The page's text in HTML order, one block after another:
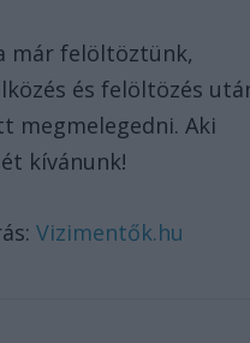
már felöltöztünk,
és felöltözés
megmelegedni. Aki
kívánunk!
Vizimentők.hu